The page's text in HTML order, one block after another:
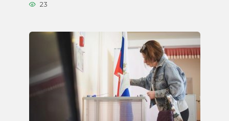
23